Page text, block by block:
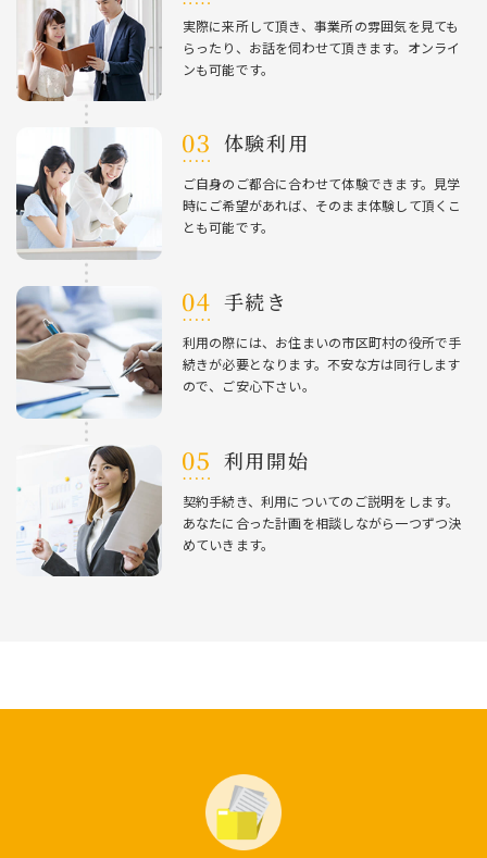
実際に来所して頂き、事業所の雰囲気を⾒ても
らったり、お話を伺わせて頂きます。オンライ
ンも可能です。
体験利⽤
ご⾃⾝のご都合に合わせて体験できます。⾒学
時にご希望があれば、そのまま体験して頂くこ
とも可能です。
⼿続き
利⽤の際には、お住まいの市区町村の役所で⼿
続きが必要となります。不安な⽅は同⾏します
ので、ご安⼼下さい。
利⽤開始
契約⼿続き、利⽤についてのご説明をします。
あなたに合った計画を相談しながら⼀つずつ決
めていきます。